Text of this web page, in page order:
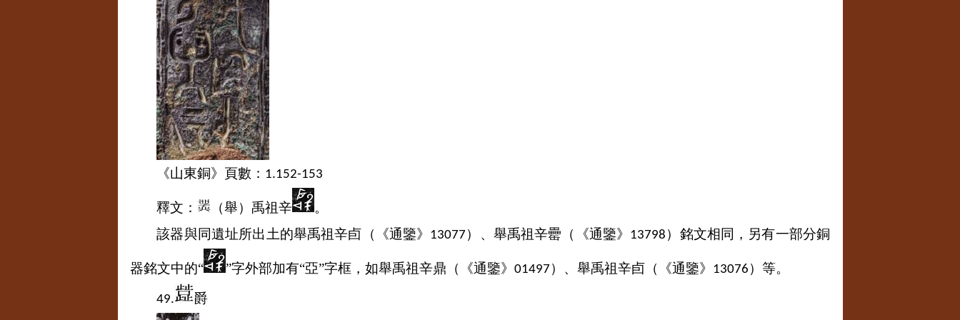
《山東銅》頁數： 1.152-153
釋文： （舉）禹祖辛
。
該器與同遺址所出土的舉禹祖辛卣（《通鑒》 13077 ）、舉禹祖辛罍（《通鑒》 13798 ）銘文相同，另有一部分銅
器銘文中的“ ”字外部加有“亞”字框，如舉禹祖辛鼎（《通鑒》 01497 ）、舉禹祖辛卣（《通鑒》 13076 ）等。
49. 爵